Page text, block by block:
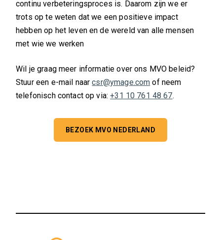
continu verbeteringsproces is. Daarom zijn we er
trots op te weten dat we een positieve impact
hebben op het leven en de wereld van alle mensen
met wie we werken
Wil je graag meer informatie over ons MVO beleid?
Stuur een e-mail naarcsr@ymage.com of neem
telefonisch contact op via:+31 10 761 48 67.
BEZOEK MVO NEDERLAND